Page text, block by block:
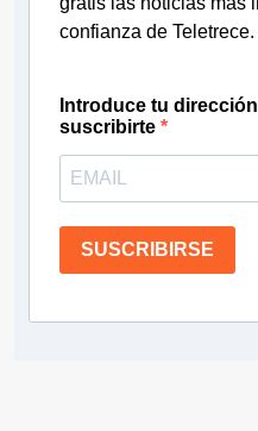
confianza de Teletrece.
Introduce tu
suscribirte
SUSCRIBIRSE